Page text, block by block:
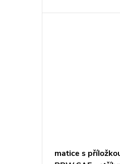
70302, 000 401 10
matice s